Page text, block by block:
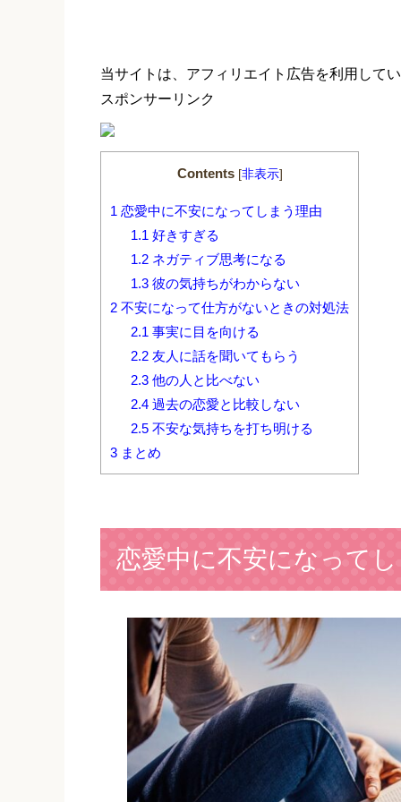
当サイトは、アフィリエイト広告を利用して
スポンサーリンク
Contents [非表示]
1 恋愛中に不安になってしまう理由
1.1 好きすぎる
1.2ネガティブ思考になる
1.3彼の気持ちがわからない
2 不安になって仕方がないときの対処法
2.1 事実に目を向ける
2.2友人に話を聞いてもらう
2.3他の人と比べない
2.4過去の恋愛と比較しない
2.5不安な気持ちを打ち明ける
3 まとめ
恋愛中に不安になって